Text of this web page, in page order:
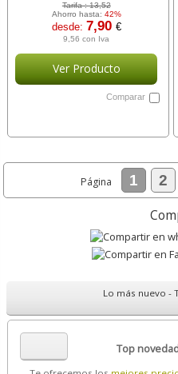
Tarifa :13,52
Ahorro hasta: 42%
desde: 7,90 €
9,56 con Iva
Ver Producto
Comparar
Página 1 2
Lo más nuevo -
Top